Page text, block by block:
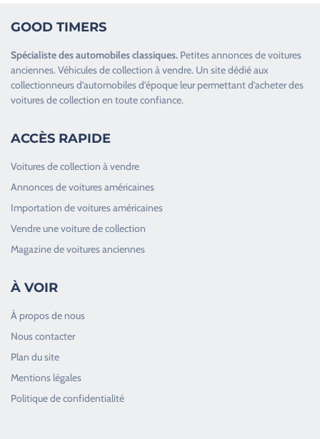
GOOD TIMERS
Spécialiste desautomobiles classiques. Petites annonces devoitures
anciennes.Véhicules de collection à vendre. Un site dédié aux
collectionneurs d’automobiles d’époque leur permettant d’acheter des
voitures de collection en toute confiance.
ACCÈS RAPIDE
Voitures de collection à vendre
Annonces de voitures américaines
Importation de voitures américaines
Vendre une voiture de collection
Magazine de voitures anciennes
À VOIR
À propos de nous
Nous contacter
Plan du site
Mentions légales
Politique de confidentialité
Toujours heureux d'aider les passionnés